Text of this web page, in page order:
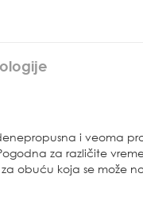
i veoma
za različite
obuću koja se može